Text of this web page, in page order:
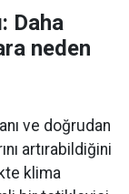
Daha
neden
ve doğrudan
artırabildiğini
klima